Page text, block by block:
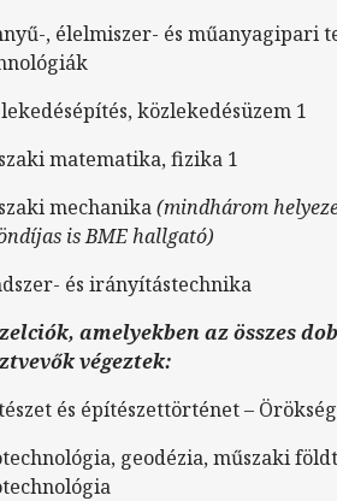
, élelmiszer- és műanyagipari
közlekedésüzem 1
matematika, fizika 1
mechanika(mindhárom
is BME hallgató)
és irányítástechnika
amelyekben az összes
végeztek:
és építészettörténet –
geodézia, műszaki